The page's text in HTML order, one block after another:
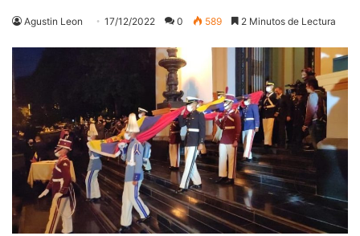
Agustin Leon 17/12/2022 0 589 2 Minutos de Lectura